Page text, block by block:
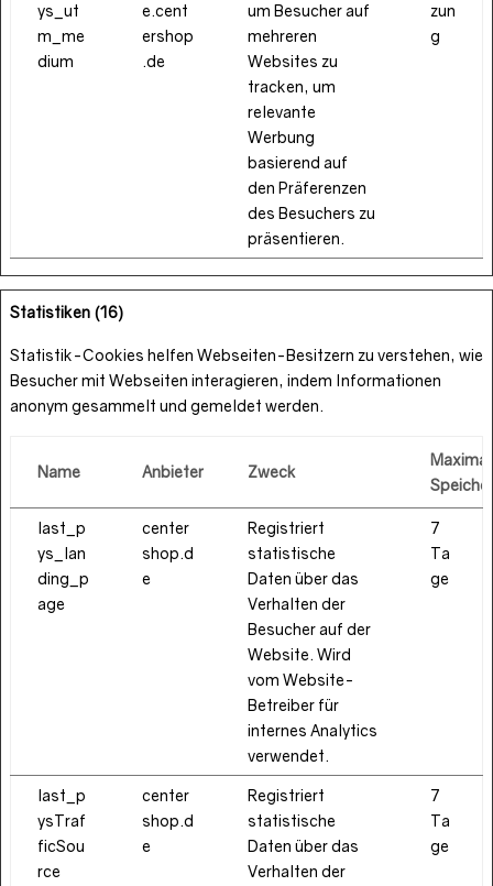
ys_ut
m_me
dium
e.cent
ershop
.de
um Besucher auf
mehreren
Websites zu
tracken, um
relevante
Werbung
basierend auf
den Präferenzen
des Besuchers zu
präsentieren.
zun
g
Statistiken (16)
Statistik-Cookies helfen Webseiten-Besitzern zu verstehen, wie
Besucher mit Webseiten interagieren, indem Informationen
anonym gesammelt und gemeldet werden.
Name Anbieter Zweck
last_p
ys_lan
ding_p
age
center
shop.d
e
Registriert
statistische
Daten über das
Verhalten der
Besucher auf der
Website. Wird
vom Website-
Betreiber für
internes Analytics
verwendet.
7
Ta
ge
last_p
ysTraf
ficSou
rce
center
shop.d
e
Registriert
statistische
Daten über das
Verhalten der
7
Ta
ge